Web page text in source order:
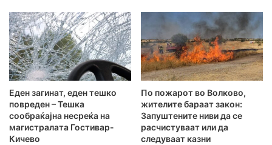
Еден загинат, еден тешко
повреден – Тешка
сообраќајна несреќа на
магистралата Гостивар-
Кичево
По пожарот во Волково,
жителите бараат закон:
Запуштените ниви да се
расчистуваат или да
следуваат казни